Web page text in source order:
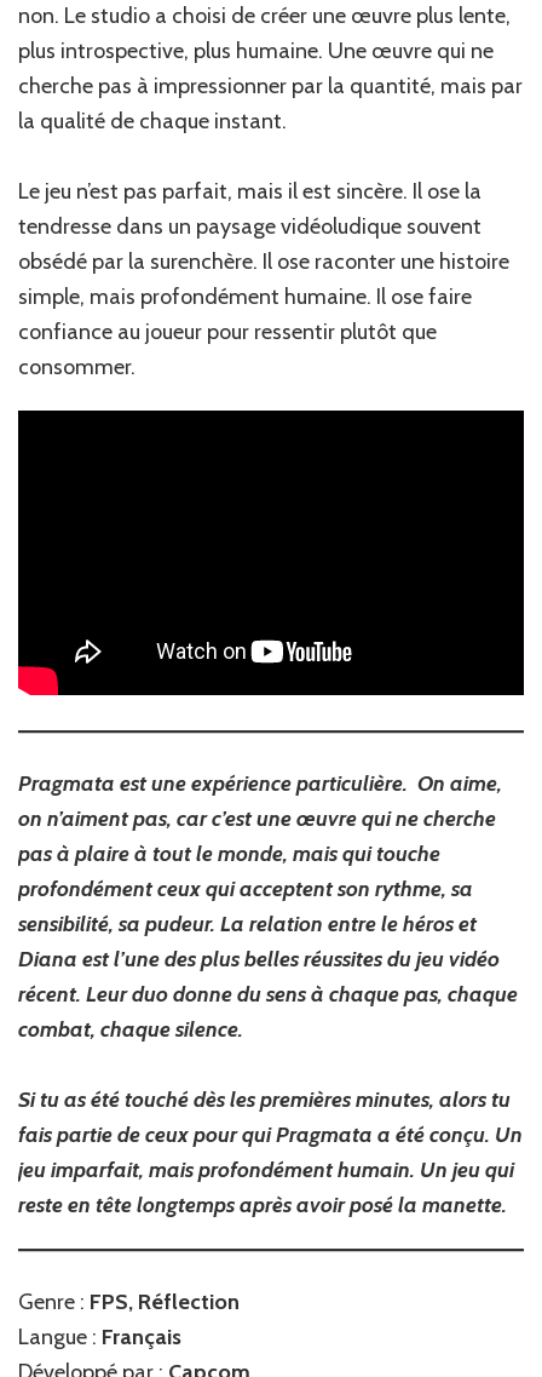
non. Le studio a choisi de créer une œuvre plus lente,
plus introspective, plus humaine. Une œuvre qui ne
cherche pas à impressionner par la quantité, mais par
la qualité de chaque instant.
Le jeu n’est pas parfait, mais il est sincère. Il ose la
tendresse dans un paysage vidéoludique souvent
obsédé par la surenchère. Il ose raconter une histoire
simple, mais profondément humaine. Il ose faire
confiance au joueur pour ressentir plutôt que
consommer.
Pragmata est une expérience particulière. On aime,
on n’aiment pas, car c’est une œuvre qui ne cherche
pas à plaire à tout le monde, mais qui touche
profondément ceux qui acceptent son rythme, sa
sensibilité, sa pudeur. La relation entre le héros et
Diana est l’une des plus belles réussites du jeu vidéo
récent. Leur duo donne du sens à chaque pas, chaque
combat, chaque silence.
Si tu as été touché dès les premières minutes, alors tu
fais partie de ceux pour qui Pragmata a été conçu. Un
jeu imparfait, mais profondément humain. Un jeu qui
reste en tête longtemps après avoir posé la manette.
Genre : FPS, Réflection
Langue : Français